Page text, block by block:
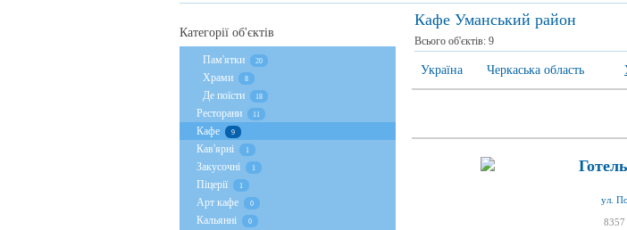
Кафе Уманський район
Всього об'єктів: 9
Україна Черкаська область
8357
Категорії об'єктів
Пам'ятки 20
Храми 8
Де поїсти 18
Ресторани 11
Кафе 9
Кав'ярні 1
Закусочні 1
Піцерії 1
Арт кафе 0
Кальянні 0